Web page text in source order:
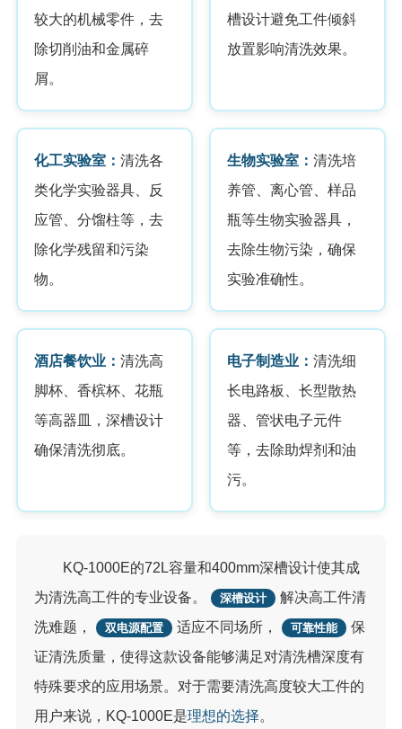
较大的机械零件，去
除切削油和金属碎
屑。
槽设计避免工件倾斜
放置影响清洗效果。
化工实验室： 清洗各
类化学实验器具、反
应管、分馏柱等，去
除化学残留和污染
物。
生物实验室： 清洗培
养管、离心管、样品
瓶等生物实验器具，
去除生物污染，确保
实验准确性。
酒店餐饮业： 清洗高
脚杯、香槟杯、花瓶
等高器皿，深槽设计
确保清洗彻底。
电子制造业： 清洗细
长电路板、长型散热
器、管状电子元件
等，去除助焊剂和油
污。
KQ-1000E的72L容量和400mm深槽设计使其成
为清洗高工件的专业设备。
深槽设计
解决高工件清
洗难题，
双电源配置 适应不同场所， 可靠性能
保
证清洗质量，使得这款设备能够满足对清洗槽深度有
特殊要求的应用场景。对于需要清洗高度较大工件的
用户来说，KQ-1000E是理想的选择。